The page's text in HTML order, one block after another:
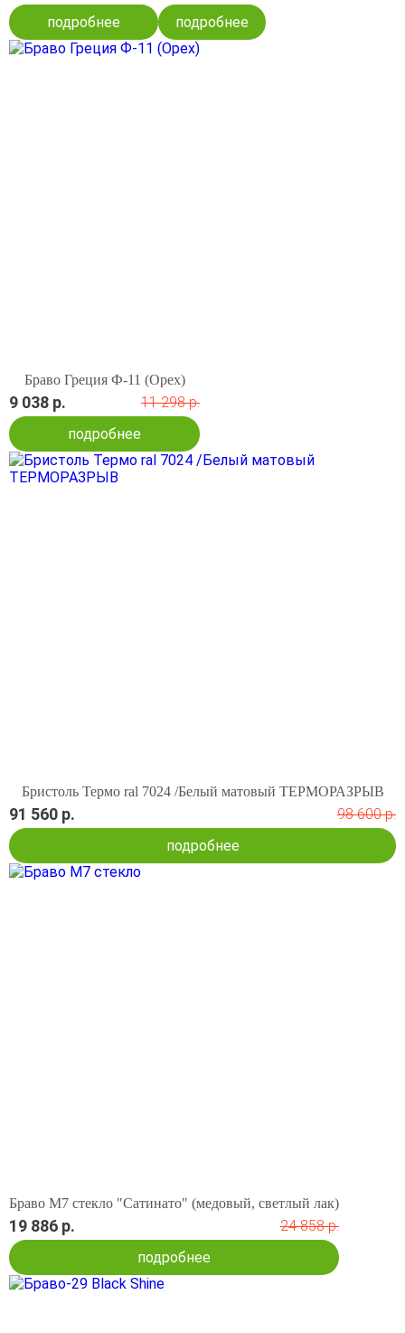
подробнее подробнее
Браво Греция Ф-11 (Орех)
9 038 р.
11 298 р.
подробнее
Бристоль Термо ral 7024 /Белый матовый ТЕРМОРАЗРЫВ
91 560 р.
98 600 р.
подробнее
Браво М7 стекло "Сатинато" (медовый, светлый лак)
19 886 р.
24 858 р.
подробнее